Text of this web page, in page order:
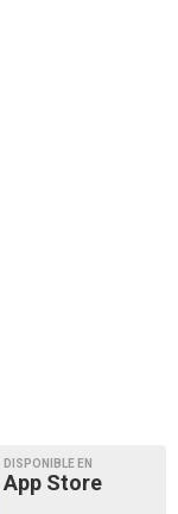
DISPONIBLE EN
App Store